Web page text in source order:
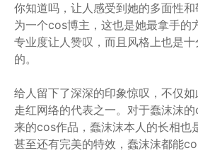
你知道吗，让人感受到她的多面性
为一个cos博主，这也是她最拿手的
专业度让人赞叹，而且风格上也是
的。
给人留下了深深的印象惊叹，不仅
走红网络的代表之一。对于蠢沫沫
来的cos作品，蠢沫沫本人的长相也
甚至还有完美的特效，蠢沫沫都能